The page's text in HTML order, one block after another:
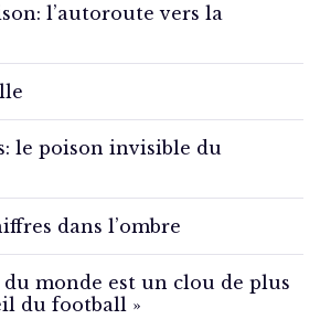
l’autoroute vers la
le poison invisible du
dans l’ombre
du monde est un clou de plus
du football »